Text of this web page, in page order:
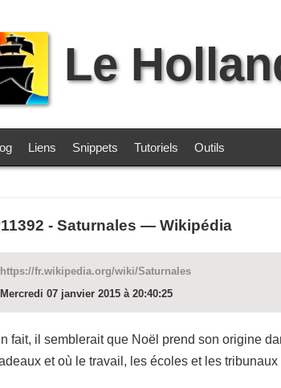
Le
Liens Snippets Tutoriels Outils
- Saturnales — Wikipédia
https://fr.wikipedia.org/wiki/Saturnales
Mercredi 07 janvier 2015 à 20:40:25
fait, il semblerait que Noël prend son origine
et où le travail, les écoles et les